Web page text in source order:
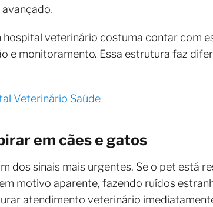
hospital veterinário costuma contar com
e monitoramento. Essa estrutura faz
Veterinário Saúde
em cães e gatos
dos sinais mais urgentes. Se o pet está
motivo aparente, fazendo ruídos
atendimento veterinário